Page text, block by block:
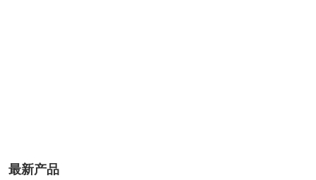
最新产品